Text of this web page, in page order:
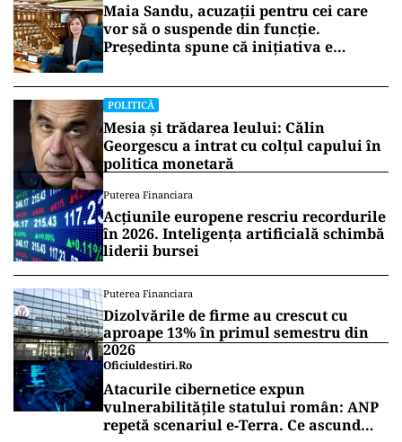
Maia Sandu, acuzații pentru cei care
vor să o suspende din funcție.
Președinta spune că inițiativa e
POLITICĂ
Mesia și trădarea leului: Călin
Georgescu a intrat cu colțul capului în
politica monetară
Puterea Financiara
Acțiunile europene rescriu recordurile
în 2026. Inteligența artificială schimbă
liderii bursei
Puterea Financiara
Dizolvările de firme au crescut cu
aproape 13% în primul semestru din
2026
Oficiuldestiri.ro
Atacurile cibernetice expun
vulnerabilitățile statului român: ANP
repetă scenariul e‑Terra. Ce ascund